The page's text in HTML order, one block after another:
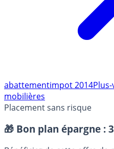
abattement
mobilières
Placement sans risque
🎁 Bon plan épargne :